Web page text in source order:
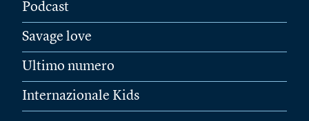
Podcast
Savage love
Ultimo numero
Internazionale Kids